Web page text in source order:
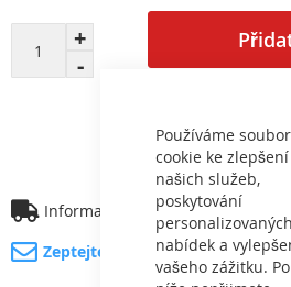
Používáme
cookie ke zlepšení
našich služeb,
poskytování
personalizovaných
nabídek a
vašeho zážitku.
8
Informace o dopravě
Zeptejte se na produkt